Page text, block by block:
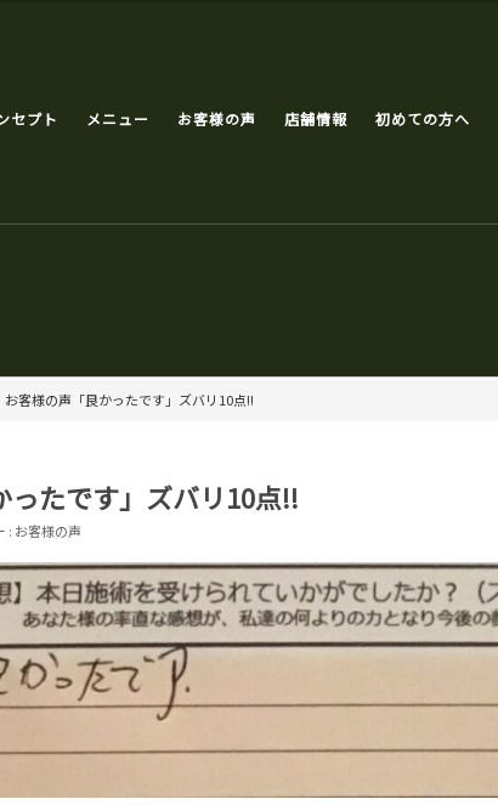
お客様の声「良かったです」ズバリ10点!!
セプト メニュー お客様の声 店舗情報 初めての方へ
ったです」ズバリ10点!!
: お客様の声